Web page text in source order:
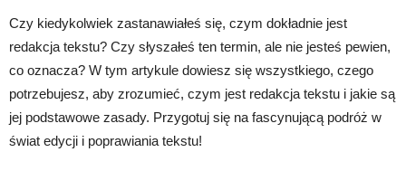
Czy kiedykolwiek zastanawiałeś się, czym dokładnie jest
redakcja tekstu? Czy słyszałeś ten termin, ale nie jesteś pewien,
co oznacza? W tym artykule dowiesz się wszystkiego, czego
potrzebujesz, aby zrozumieć, czym jest redakcja tekstu i jakie są
jej podstawowe zasady. Przygotuj się na fascynującą podróż w
świat edycji i poprawiania tekstu!